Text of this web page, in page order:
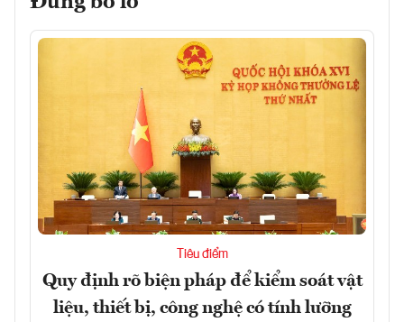
Tiêu điểm
Quy định rõ biện pháp để kiểm soát vật
liệu, thiết bị, công nghệ có tính lưỡng